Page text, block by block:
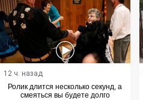
12 ч. назад
Ролик длится несколько секунд, а
смеяться вы будете долго